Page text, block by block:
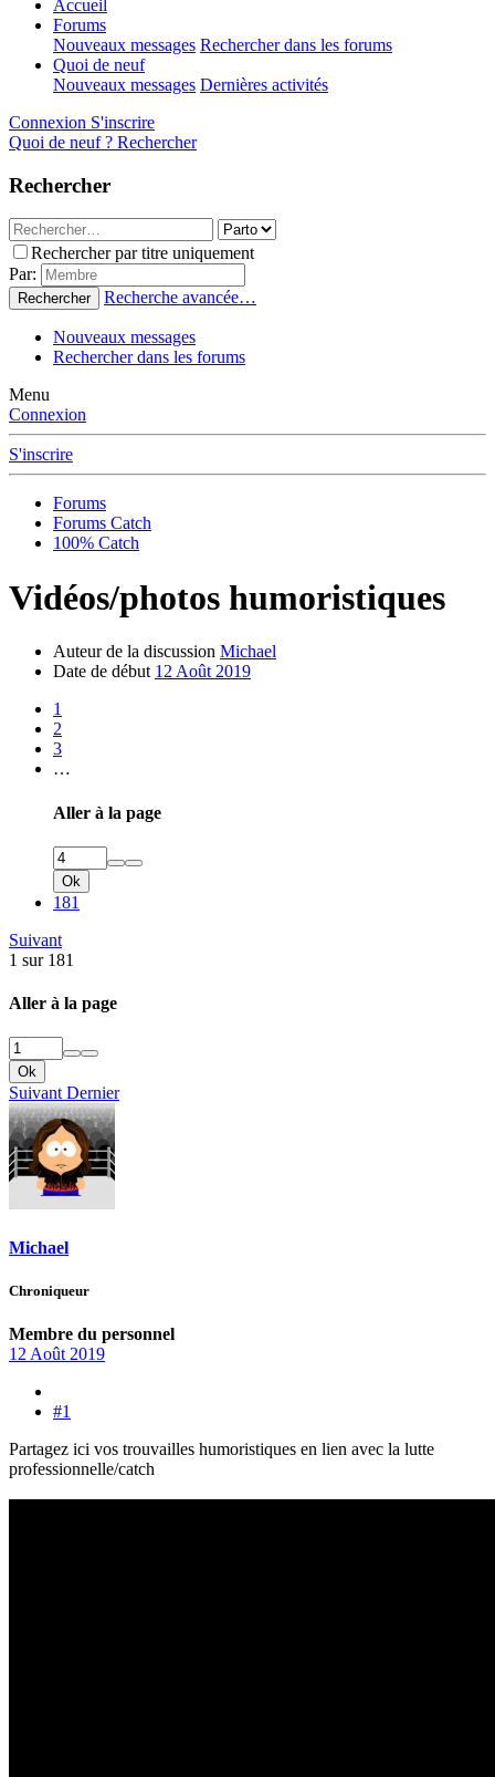
Accueil
Forums
Nouveaux messages Rechercher dans les forums
Quoi de neuf
Nouveaux messages Dernières activités
Connexion S'inscrire
Quoi de neuf ? Rechercher
Rechercher
Rechercher par titre uniquement
Par:
Rechercher Recherche avancée…
Nouveaux messages
Rechercher dans les forums
Menu
Connexion
S'inscrire
Forums
Forums Catch
100% Catch
Vidéos/photos humoristiques
Auteur de la discussion Michael
Date de début 12 Août 2019
1
2
3
…
Aller à la page
Ok
181
Suivant
1 sur 181
Aller à la page
Ok
Suivant Dernier
Michael
Chroniqueur
Membre du personnel
12 Août 2019
#1
Partagez ici vos trouvailles humoristiques en lien avec la lutte
professionnelle/catch